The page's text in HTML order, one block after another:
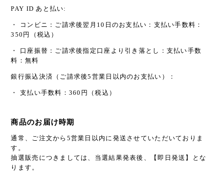
PAY ID あと払い:
・ コンビニ：ご請求後翌月10日のお支払い：支払い手数料：
350円（税込）
・ 口座振替：ご請求後指定口座より引き落とし：支払い手数
料：無料
銀行振込決済（ご請求後5営業日以内のお支払い）：
・ 支払い手数料：360円（税込）
商品のお届け時期
通常、ご注文から5営業日以内に発送させていただいておりま
す。
抽選販売につきましては、当選結果発表後、【即日発送】とな
ります。